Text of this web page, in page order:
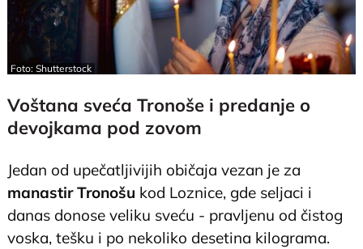
Foto: Shutterstock
Voštana sveća Tronoše i predanje o
devojkama pod zovom
Jedan od upečatljivijih običaja vezan je za
manastir Tronošu kod Loznice, gde seljaci i
danas donose veliku sveću - pravljenu od čistog
voska, tešku i po nekoliko desetina kilograma.